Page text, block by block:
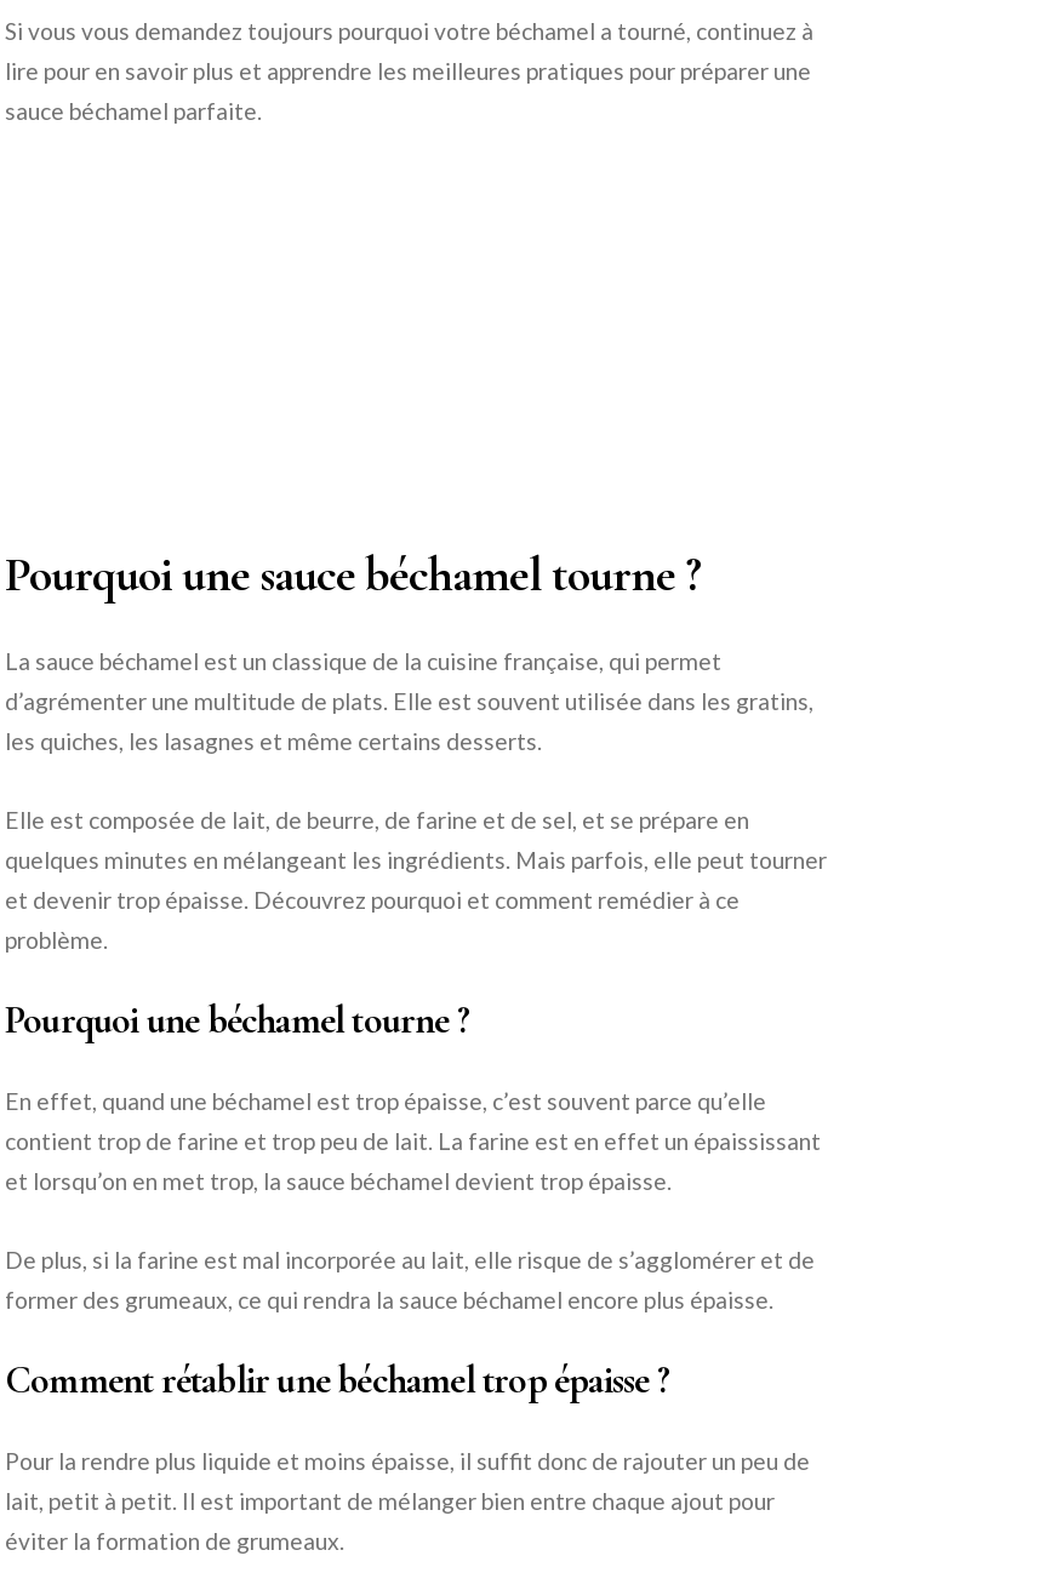
Si vous vous demandez toujours pourquoi votre béchamel a tourné, continuez à
lire pour en savoir plus et apprendre les meilleures pratiques pour préparer une
sauce béchamel parfaite.
Pourquoi une sauce béchamel tourne ?
La sauce béchamel est un classique de la cuisine française, qui permet
d’agrémenter une multitude de plats. Elle est souvent utilisée dans les gratins,
les quiches, les lasagnes et même certains desserts.
Elle est composée de lait, de beurre, de farine et de sel, et se prépare en
quelques minutes en mélangeant les ingrédients. Mais parfois, elle peut tourner
et devenir trop épaisse. Découvrez pourquoi et comment remédier à ce
problème.
Pourquoi une béchamel tourne ?
En effet, quand une béchamel est trop épaisse, c’est souvent parce qu’elle
contient trop de farine et trop peu de lait. La farine est en effet un épaississant
et lorsqu’on en met trop, la sauce béchamel devient trop épaisse.
De plus, si la farine est mal incorporée au lait, elle risque de s’agglomérer et de
former des grumeaux, ce qui rendra la sauce béchamel encore plus épaisse.
Comment rétablir une béchamel trop épaisse ?
Pour la rendre plus liquide et moins épaisse, il suffit donc de rajouter un peu de
lait, petit à petit. Il est important de mélanger bien entre chaque ajout pour
éviter la formation de grumeaux.